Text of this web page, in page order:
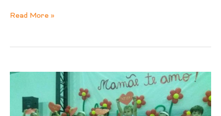
Read More »
Apresentação
Mães